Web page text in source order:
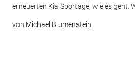
erneuerten Kia Sportage, wie es geht.
von Michael Blumenstein